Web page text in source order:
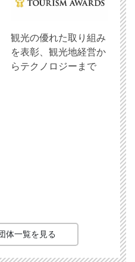
観光の優れた取り組み
を表彰、観光地経営か
らテクノロジーまで
体一覧を見る